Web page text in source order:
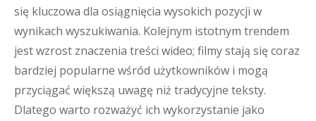
się kluczowa dla osiągnięcia wysokich pozycji w
wynikach wyszukiwania. Kolejnym istotnym trendem
jest wzrost znaczenia treści wideo; filmy stają się coraz
bardziej popularne wśród użytkowników i mogą
przyciągać większą uwagę niż tradycyjne teksty.
Dlatego warto rozważyć ich wykorzystanie jako